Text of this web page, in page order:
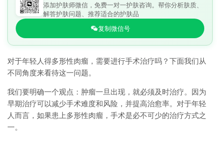
添加护肤师微信，免费一对一护肤咨询。帮你分析肤质、
解答护肤问题、推荐适合的护肤品
复制微信号
对于年轻人得多形性肉瘤，需要进行手术治疗吗？下面我们从
不同角度来看待这一问题。
我们要明确一个观点：肿瘤一旦出现，就必须及时治疗。因为
早期治疗可以减少手术难度和风险，并提高治愈率。对于年轻
人而言，如果患上多形性肉瘤，手术是必不可少的治疗方式之
一。